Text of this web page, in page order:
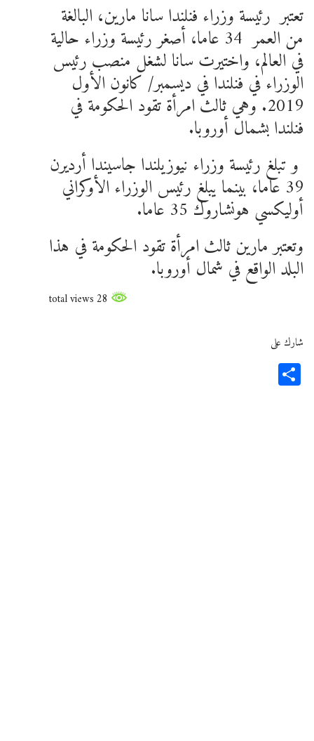
تعتبر رئيسة وزراء فنلندا سانا مارين، البالغة
من العمر 34 عاما، أصغر رئيسة وزراء حالية
في العالم، واختيرت سانا لشغل منصب رئيس
الوزراء في فنلندا في ديسمبر/ كانون الأول
2019. وهي ثالث امرأة تقود الحكومة في
فنلندا بشمال أوروبا.
و تبلغ رئيسة وزراء نيوزيلندا جاسيندا أرديرن
39 عاما، بينما يبلغ رئيس الوزراء الأوكراني
أوليكسي هونشاروك 35 عاما.
وتعتبر مارين ثالث امرأة تقود الحكومة في هذا
البلد الواقع في شمال أوروبا.
شارك على